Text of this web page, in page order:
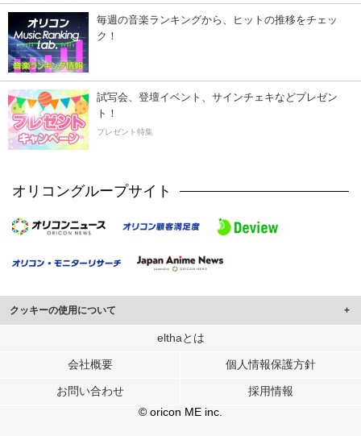
毎週の音楽ランキングから、ヒットの推移をチェッ
ク！
試写会、登壇イベント、サインチェキなどプレゼン
ト！
プレゼント特集
オリコングループサイト
クッキーの使用について
このサイトでは Cookie を使用して、ユーザーに合わせたコンテンツや広告の
行っています。
メディアや広告配信、データ解析の各パートナーに提供しています。
ユーザーが各パートナーのサービスを使用したときに収集した他の情報を組み
elthaとは
会社概要 個人情報保護方針
お問い合わせ
採用情報
© oricon ME inc.